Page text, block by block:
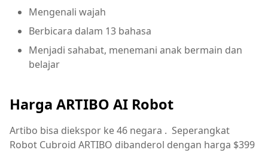
Mengenali wajah
Berbicara dalam 13 bahasa
Menjadi sahabat, menemani anak bermain dan
belajar
Harga ARTIBO AI Robot
Artibo bisa diekspor ke 46 negara . Seperangkat
Robot Cubroid ARTIBO dibanderol dengan harga $399